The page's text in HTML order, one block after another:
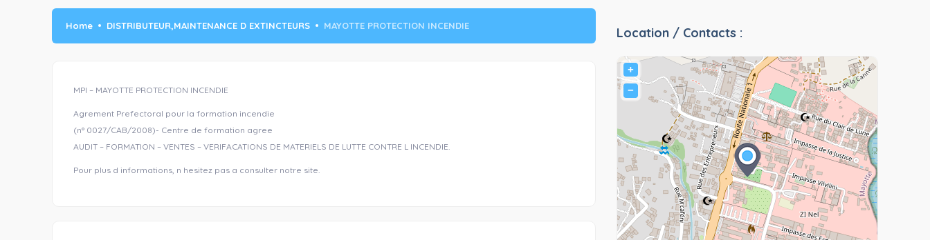
Home DISTRIBUTEUR,MAINTENANCE D EXTINCTEURS MAYOTTE PROTECTION INCENDIE
MPI – MAYOTTE PROTECTION INCENDIE
Agrement Prefectoral pour la formation incendie
(n° 0027/CAB/2008)- Centre de formation agree
AUDIT – FORMATION – VENTES – VERIFACATIONS DE MATERIELS DE LUTTE CONTRE L INCENDIE.
Pour plus d informations, n hesitez pas a consulter notre site.
Location / Contacts :
+
−